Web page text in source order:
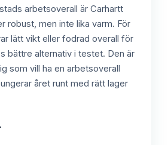
arbetsoverall är Carhartt
robust, men inte lika varm. För
lätt vikt eller fodrad overall för
bättre alternativ i testet. Den är
som vill ha en arbetsoverall
året runt med rätt lager